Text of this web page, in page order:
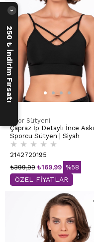
Spor Sütyeni
Çapraz İp Detaylı İnce Askı
Sporcu Sütyen | Siyah
★ ★ ★ ★ ★
2142720195
₺169,99
₺399,99 %58
ÖZEL FİYATLAR
250 ₺ İndirim Fırsatı
›